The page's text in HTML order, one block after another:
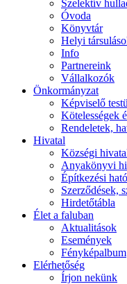
Szelektív
Óvoda
Könyvtár
Helyi
Info
Partnereink
Vállalkozók
Önkormányzat
Képviselő
Kötelességek
Rendeletek,
Hivatal
Községi
Anyakönyvi
Építkezési
Szerződések,
Hirdetőtábla
Élet a faluban
Aktualitások
Események
Fényképalbum
Elérhetőség
Írjon nekünk